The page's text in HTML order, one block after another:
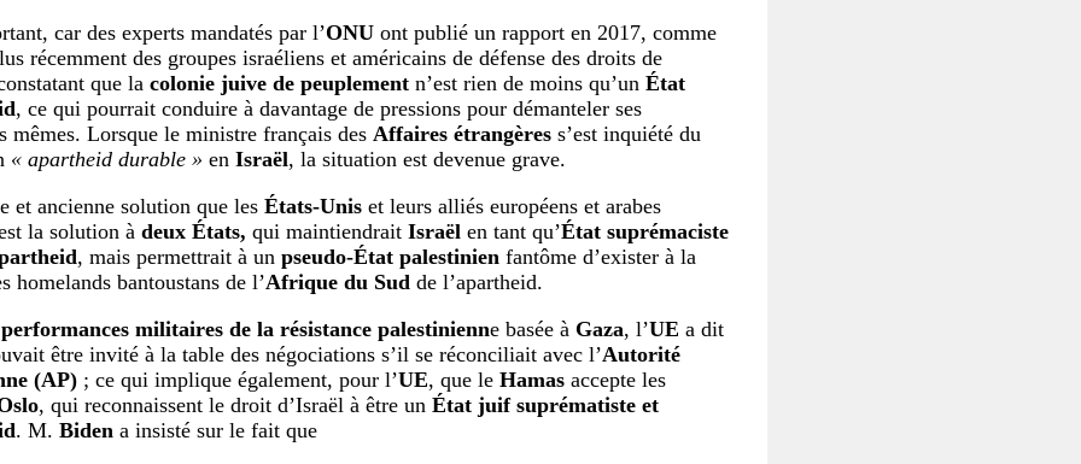
car des experts mandatés par l’ONU ont publié un rapport en 2017, comme
récemment des groupes israéliens et américains de défense des droits de
que la colonie juive de peuplement n’est rien de moins qu’un État
, ce qui pourrait conduire à davantage de pressions pour démanteler ses
mêmes. Lorsque le ministre français des Affaires étrangères s’est inquiété du
« apartheid durable » en Israël, la situation est devenue grave.
et ancienne solution que les États-Unis et leurs alliés européens et arabes
la solution à deux États, qui maintiendrait Israël en tant qu’État suprémaciste
, mais permettrait à un pseudo-État palestinien fantôme d’exister à la
homelands bantoustans de l’Afrique du Sud de l’apartheid.
performances militaires de la résistance palestinienne basée à Gaza, l’UE a dit
être invité à la table des négociations s’il se réconciliait avec l’Autorité
(AP) ; ce qui implique également, pour l’UE, que le Hamas accepte les
, qui reconnaissent le droit d’Israël à être un État juif suprématiste et
. M. Biden a insisté sur le fait que